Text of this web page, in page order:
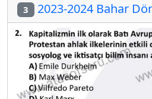
3 2023-2024 Bahar